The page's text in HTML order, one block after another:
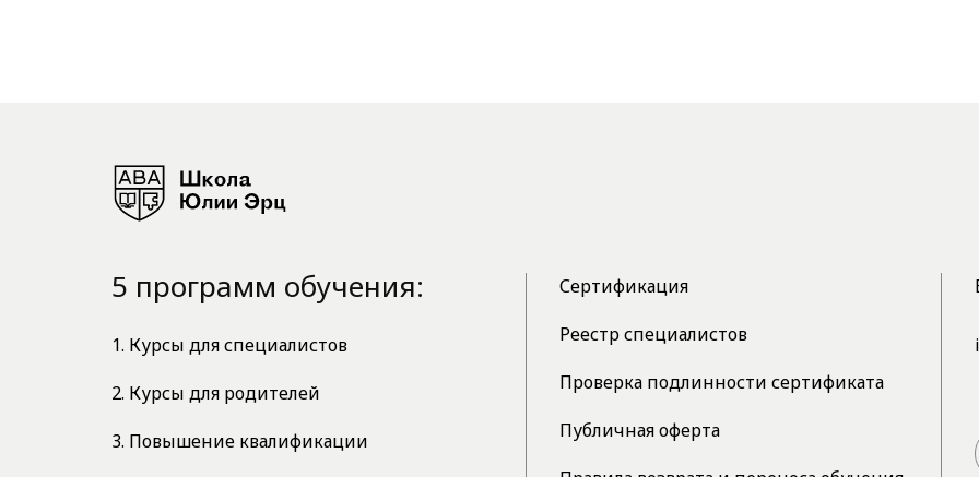
5 программ обучения:
1. Курсы для специалистов
2. Курсы для родителей
3. Повышение квалификации
Сертификация
Реестр специалистов
Проверка подлинности сертификата
Публичная оферта